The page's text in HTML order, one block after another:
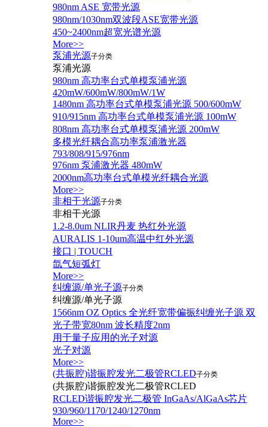
980nm ASE 宽带光源
980nm/1030nm双波段ASE宽带光源
450~2400nm超宽光谱光源
More>>
泵浦光源子分类
泵浦光源
980nm 高功率台式单模泵浦光源
420mW/600mW/800mW/1W
1480nm 高功率台式单模泵浦光源 500/600mW
910/915nm 高功率台式单模泵浦光源 100mW
808nm 高功率台式单模泵浦光源 200mW
多模光纤耦合高功率泵浦激光器
793/808/915/976nm
976nm 泵浦激光器 480mW
2000nm高功率台式单模光纤耦合光源
More>>
非相干光源子分类
非相干光源
1.2-8.0um NLIR丹麦 热红外光源
AURALIS 1-10um高温中红外光源
接口 | TOUCH
氙气短弧灯
More>>
纠缠源/单光子源子分类
纠缠源/单光子源
1566nm OZ Optics 全光纤宽带偏振纠缠光子源 双
光子带宽80nm 波长精度2nm
用于量子应用的光子对源
光子对源
More>>
(共振腔)谐振腔发光二极管RCLED子分类
(共振腔)谐振腔发光二极管RCLED
RCLED谐振腔发光二极管 InGaAs/AlGaAs芯片
930/960/1170/1240/1270nm
More>>